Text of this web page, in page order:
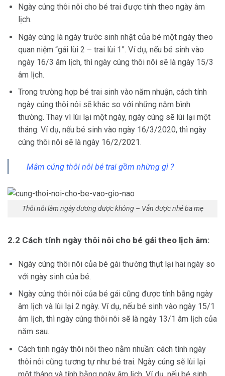
Ngày cúng thôi nôi cho bé trai được tính theo ngày âm
lịch.
Ngày cúng là ngày trước sinh nhật của bé một ngày theo
quan niệm “gái lùi 2 – trai lùi 1”. Ví dụ, nếu bé sinh vào
ngày 16/3 âm lịch, thì ngày cúng thôi nôi sẽ là ngày 15/3
âm lịch.
Trong trường hợp bé trai sinh vào năm nhuận, cách tính
ngày cúng thôi nôi sẽ khác so với những năm bình
thường. Thay vì lùi lại một ngày, ngày cúng sẽ lùi lại một
tháng. Ví dụ, nếu bé sinh vào ngày 16/3/2020, thì ngày
cúng thôi nôi sẽ là ngày 16/2/2021.
Mâm cúng thôi nôi bé trai gồm nhừng gì ?
Thôi nôi làm ngày dương được không – Vẫn được nhé ba mẹ
2.2 Cách tính ngày thôi nôi cho bé gái theo lịch âm:
Ngày cúng thôi nôi của bé gái thường thụt lại hai ngày so
với ngày sinh của bé.
Ngày cúng thôi nôi của bé gái cũng được tính bằng ngày
âm lịch và lùi lại 2 ngày. Ví dụ, nếu bé sinh vào ngày 15/1
âm lịch, thì ngày cúng thôi nôi sẽ là ngày 13/1 âm lịch của
năm sau.
Cách tinh ngày thôi nôi theo nằm nhuần: cách tính ngày
thôi nôi cũng tương tự như bé trai. Ngày cúng sẽ lùi lại